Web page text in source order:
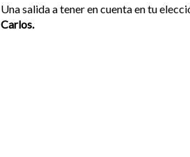
Una salida a tener en cuenta en tu
Carlos.